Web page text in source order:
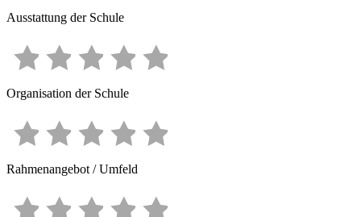
Ausstattung der Schule
Organisation der Schule
Rahmenangebot / Umfeld